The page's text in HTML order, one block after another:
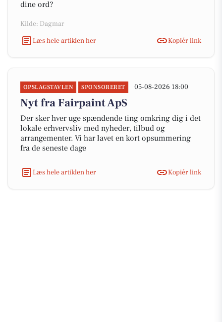
dine ord?
Kilde: Dagmar
Læs hele artiklen her
Kopiér link
OPSLAGSTAVLEN SPONSORERET 05-08-2026 18:00
Nyt fra Fairpaint ApS
Der sker hver uge spændende ting omkring dig i det
lokale erhvervsliv med nyheder, tilbud og
arrangementer. Vi har lavet en kort opsummering
fra de seneste dage
Læs hele artiklen her Kopiér link